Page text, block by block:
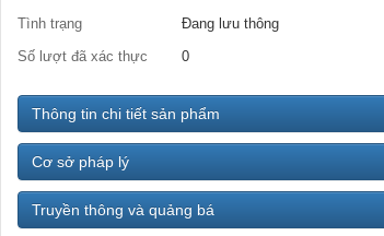
Tình trạng
Đang lưu thông
Số lượt đã xác thực
0
Thông tin chi tiết sản phẩm
Cơ sở pháp lý
Truyền thông và quảng bá